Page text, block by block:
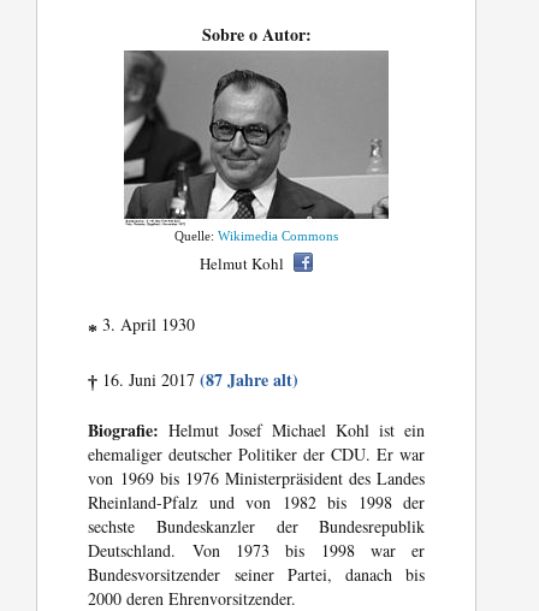
Sobre o Autor:
Quelle:Wikimedia Commons
Helmut Kohl
* 3. April 1930
† 16. Juni 2017(87 Jahre alt)
Biografie: Helmut Josef Michael Kohl ist ein
ehemaliger deutscher Politiker der CDU. Er war
von 1969 bis 1976 Ministerpräsident des Landes
Rheinland-Pfalz und von 1982 bis 1998 der
sechste Bundeskanzler der Bundesrepublik
Deutschland. Von 1973 bis 1998 war er
Bundesvorsitzender seiner Partei, danach bis
2000 deren Ehrenvorsitzender.